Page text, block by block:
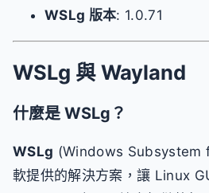
WSLg 版本: 1.0.71
WSLg 與 Wayland
什麼是 WSLg？
WSLg (Windows Subsystem
軟提供的解決方案，讓 Linux